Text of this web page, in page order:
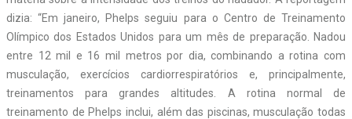
dizia: “Em janeiro, Phelps seguiu para o Centro de Treinamento
Olímpico dos Estados Unidos para um mês de preparação. Nadou
entre 12 mil e 16 mil metros por dia, combinando a rotina com
musculação, exercícios cardiorrespiratórios e, principalmente,
treinamentos para grandes altitudes. A rotina normal de
treinamento de Phelps inclui, além das piscinas, musculação todas